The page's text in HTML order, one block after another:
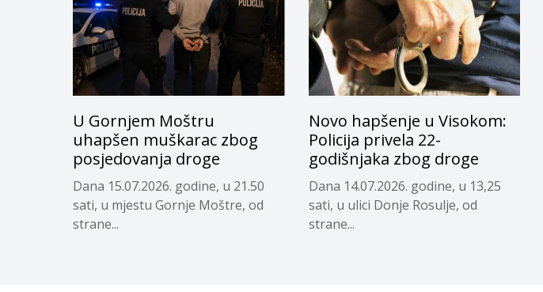
U Gornjem Moštru
uhapšen muškarac zbog
posjedovanja droge
Dana 15.07.2026. godine, u 21.50
sati, u mjestu Gornje Moštre, od
strane...
Novo hapšenje u Visokom:
Policija privela 22-
godišnjaka zbog droge
Dana 14.07.2026. godine, u 13,25
sati, u ulici Donje Rosulje, od
strane...